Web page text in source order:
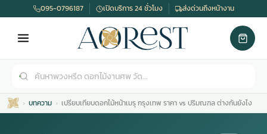
095-0796187 เปิดบริการ 24 ชั่วโมง ส่งด่วนถึงหน้างาน
บทความ เปรียบเทียบดอกไม้หน้าเมรุ กรุงเทพ ราคา vs ปริมณฑล ต่างกันยังไง